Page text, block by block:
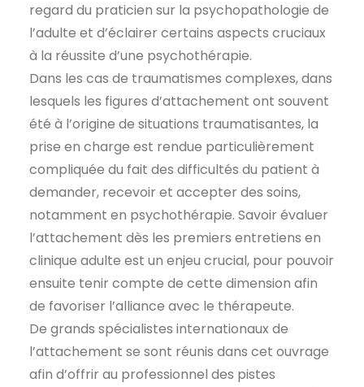
regard du praticien sur la psychopathologie de
l’adulte et d’éclairer certains aspects cruciaux
à la réussite d’une psychothérapie.
Dans les cas de traumatismes complexes, dans
lesquels les figures d’attachement ont souvent
été à l’origine de situations traumatisantes, la
prise en charge est rendue particulièrement
compliquée du fait des difficultés du patient à
demander, recevoir et accepter des soins,
notamment en psychothérapie. Savoir évaluer
l’attachement dès les premiers entretiens en
clinique adulte est un enjeu crucial, pour pouvoir
ensuite tenir compte de cette dimension afin
de favoriser l’alliance avec le thérapeute.
De grands spécialistes internationaux de
l’attachement se sont réunis dans cet ouvrage
afin d’offrir au professionnel des pistes